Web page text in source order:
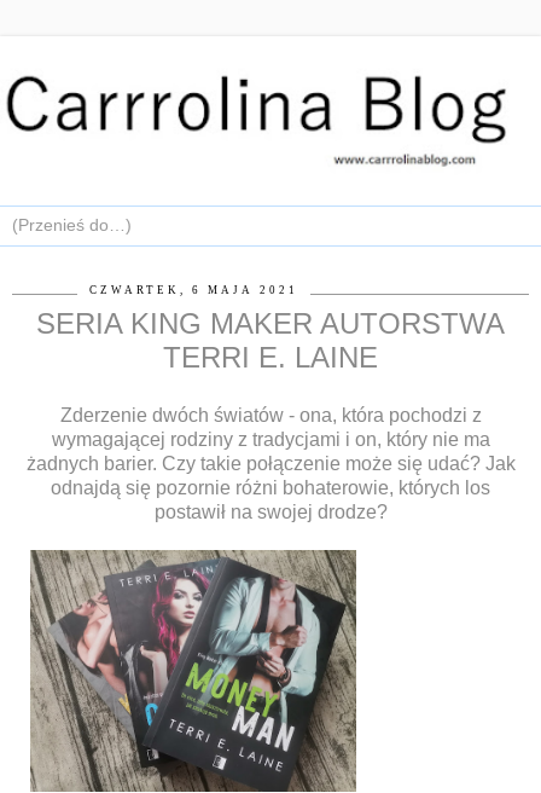
CZWARTEK, 6 MAJA 2021
SERIA KING MAKER AUTORSTWA
TERRI E. LAINE
Zderzenie dwóch światów - ona, która pochodzi z
wymagającej rodziny z tradycjami i on, który nie ma
żadnych barier. Czy takie połączenie może się udać? Jak
odnajdą się pozornie różni bohaterowie, których los
postawił na swojej drodze?